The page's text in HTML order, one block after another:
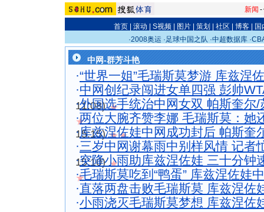
新闻 -
首页| 滚动 S视频| 图片| 策划 社区 博客|
国
·2008奥运 ·足球中国之队 ·中超数据库·
中网-群芳斗艳
·“世界一姐”毛瑞斯莫梦游 库兹涅
·中网创纪录闯进女单四强 彭帅
11:08) ★
·外国选手统治中网女双 帕斯奎尔/
★
·两位大腕齐赞李娜 毛瑞斯莫：她
15:15) ★★
·库兹涅佐娃中网成功封后 帕斯奎
·三岁中网谢幕雨中别样风情 记者
15:10) ★
·突降小雨助库兹涅佐娃 三十分钟
★
·毛瑞斯莫吃到“鸭蛋” 库兹涅佐娃
·直落两盘击败毛瑞斯莫 库兹涅佐
·小雨浇灭毛瑞斯莫梦想 库兹涅佐